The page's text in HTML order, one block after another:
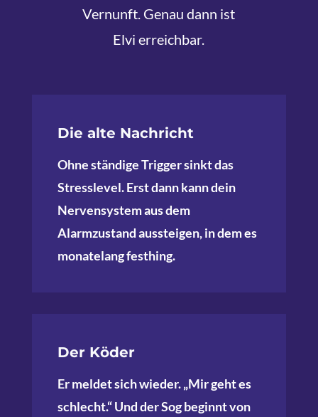
Vernunft. Genau dann ist
Elvi erreichbar.
Die alte Nachricht
Ohne ständige Trigger sinkt das
Stresslevel. Erst dann kann dein
Nervensystem aus dem
Alarmzustand aussteigen, in dem es
monatelang festhing.
Der Köder
Er meldet sich wieder. „Mir geht es
schlecht.“ Und der Sog beginnt von